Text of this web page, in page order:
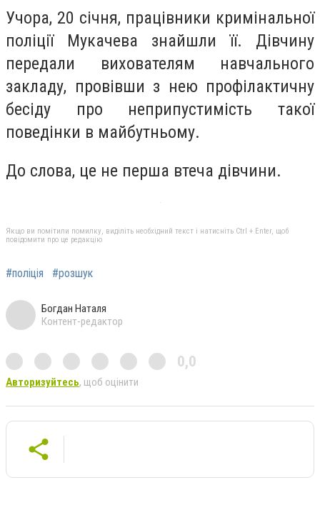
Учора, 20 січня, працівники кримінальної
поліції Мукачева знайшли її. Дівчину
передали вихователям навчального
закладу, провівши з нею профілактичну
бесіду про неприпустимість такої
поведінки в майбутньому.
До слова, це не перша втеча дівчини.
Якщо ви помітили помилку, виділіть необхідний текст і натисніть Ctrl + Enter, щоб
повідомити про це редакцію
#поліція #розшук
Богдан Наталя
Контент-редактор
0,0
Авторизуйтесь, щоб оцінити